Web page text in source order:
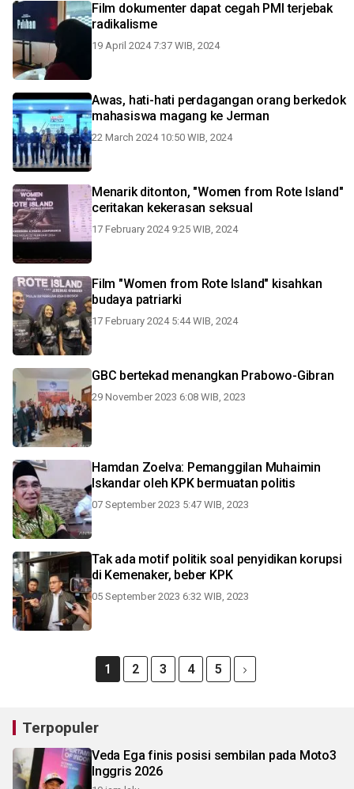
Film dokumenter dapat cegah PMI terjebak
radikalisme
19 April 2024 7:37 WIB, 2024
Awas, hati-hati perdagangan orang berkedok
mahasiswa magang ke Jerman
22 March 2024 10:50 WIB, 2024
Menarik ditonton, "Women from Rote Island"
ceritakan kekerasan seksual
17 February 2024 9:25 WIB, 2024
Film "Women from Rote Island" kisahkan
budaya patriarki
17 February 2024 5:44 WIB, 2024
GBC bertekad menangkan Prabowo-Gibran
29 November 2023 6:08 WIB, 2023
Hamdan Zoelva: Pemanggilan Muhaimin
Iskandar oleh KPK bermuatan politis
07 September 2023 5:47 WIB, 2023
Tak ada motif politik soal penyidikan korupsi
di Kemenaker, beber KPK
05 September 2023 6:32 WIB, 2023
1 2 3 4 5
Terpopuler
Veda Ega finis posisi sembilan pada Moto3
Inggris 2026